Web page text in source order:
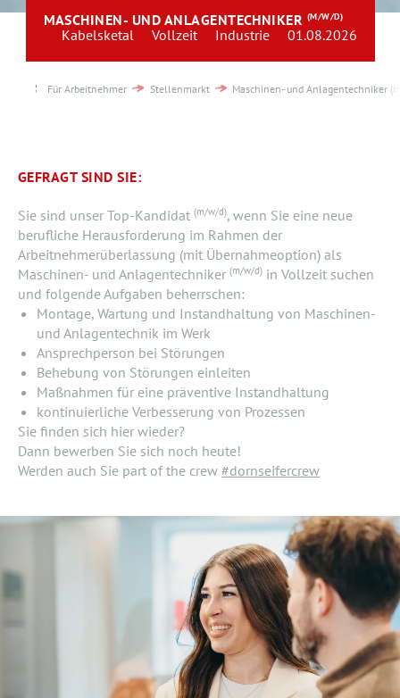
MASCHINEN- UND ANLAGENTECHNIKER (M/W/D)
Kabelsketal Vollzeit Industrie 01.08.2026
Für Arbeitnehmer Stellenmarkt Maschinen- und Anlagentechniker
GEFRAGT SIND SIE:
Sie sind unser Top-Kandidat (m/w/d), wenn Sie eine neue
berufliche Herausforderung im Rahmen der
Arbeitnehmerüberlassung (mit Übernahmeoption) als
Maschinen- und Anlagentechniker (m/w/d) in Vollzeit suchen
und folgende Aufgaben beherrschen:
Montage, Wartung und Instandhaltung von Maschinen-
und Anlagentechnik im Werk
Ansprechperson bei Störungen
Behebung von Störungen einleiten
Maßnahmen für eine präventive Instandhaltung
kontinuierliche Verbesserung von Prozessen
Sie finden sich hier wieder?
Dann bewerben Sie sich noch heute!
Werden auch Sie part of the crew #dornseifercrew
Team